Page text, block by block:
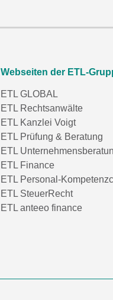
Webseiten der ETL-
ETL GLOBAL
ETL Rechtsanwälte
ETL Kanzlei Voigt
ETL Prüfung & Beratung
ETL
ETL Finance
ETL Personal-
ETL SteuerRecht
ETL anteeo finance